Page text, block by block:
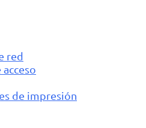
red
de impresión